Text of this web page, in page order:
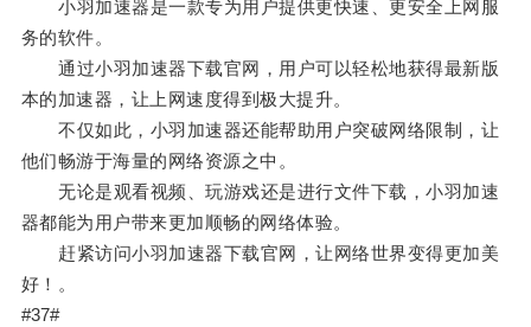
小羽加速器是一款专为用户提供更快速、更安全上网服
务的软件。
通过小羽加速器下载官网，用户可以轻松地获得最新版
本的加速器，让上网速度得到极大提升。
不仅如此，小羽加速器还能帮助用户突破网络限制，让
他们畅游于海量的网络资源之中。
无论是观看视频、玩游戏还是进行文件下载，小羽加速
器都能为用户带来更加顺畅的网络体验。
赶紧访问小羽加速器下载官网，让网络世界变得更加美
好！。
#37#